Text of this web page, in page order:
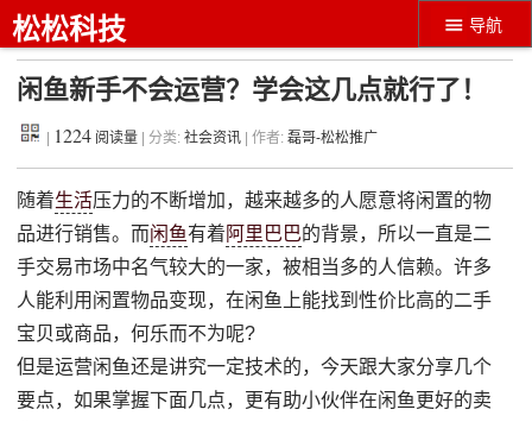
导航
松松科技
闲鱼新手不会运营？学会这几点就行了！
1224 阅读量 | 分类:社会资讯 | 作者:磊哥-松松推广
随着生活压力的不断增加，越来越多的人愿意将闲置的物
品进行销售。而闲鱼有着 阿里巴巴的背景，所以一直是二
手交易市场中名气较大的一家，被相当多的人信赖。许多
人能利用闲置物品变现，在闲鱼上能找到性价比高的二手
宝贝或商品，何乐而不为呢?
但是运营闲鱼还是讲究一定技术的，今天跟大家分享几个
要点，如果掌握下面几点，更有助小伙伴在闲鱼更好的卖